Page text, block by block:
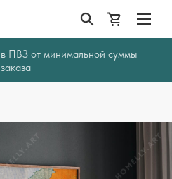
в ПВЗ от минимальной суммы
заказа